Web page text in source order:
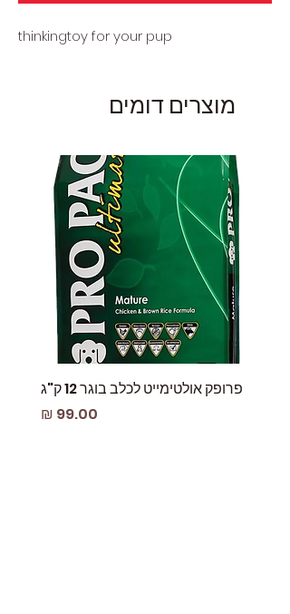
thinkingtoy for your pup
מוצרים דומים
פרופק אולטימייט לכלב בוגר 12 ק"ג
מחיר